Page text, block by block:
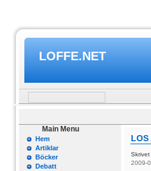
LOFFE.NET
Main Menu
Hem
Artiklar
Böcker
Debatt
LOS
2009-